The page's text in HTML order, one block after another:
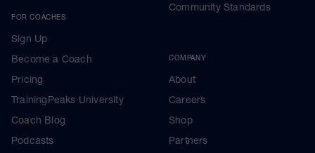
FOR COACHES
Sign Up
Become a Coach
Pricing
TrainingPeaks University
Coach Blog
Podcasts
Community Standards
COMPANY
About
Careers
Shop
Partners